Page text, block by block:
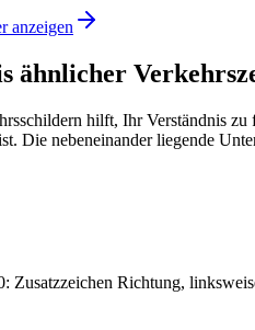
anzeigen
ähnlicher
hilft, Ihr Verständnis
Die nebeneinander liegende
Zusatzzeichen Richtung,